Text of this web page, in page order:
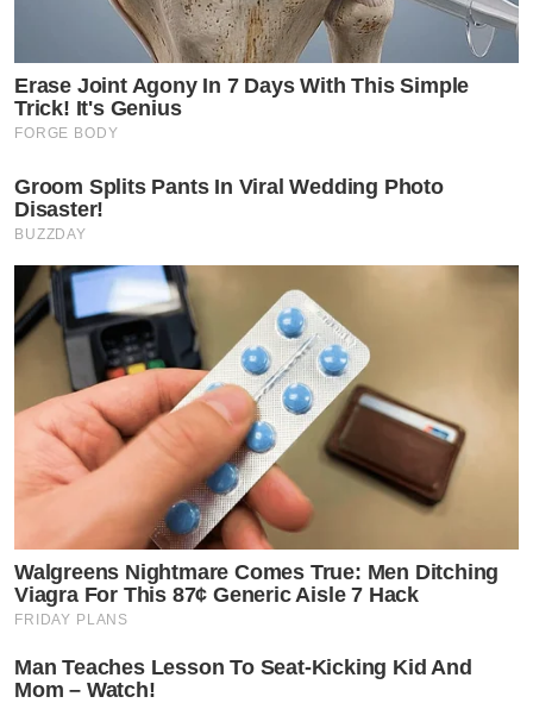
Erase Joint Agony In 7 Days With This Simple
Trick! It's Genius
FORGE BODY
Groom Splits Pants In Viral Wedding Photo
Disaster!
BUZZDAY
Walgreens Nightmare Comes True: Men Ditching
Viagra For This 87¢ Generic Aisle 7 Hack
FRIDAY PLANS
Man Teaches Lesson To Seat-Kicking Kid And
Mom – Watch!